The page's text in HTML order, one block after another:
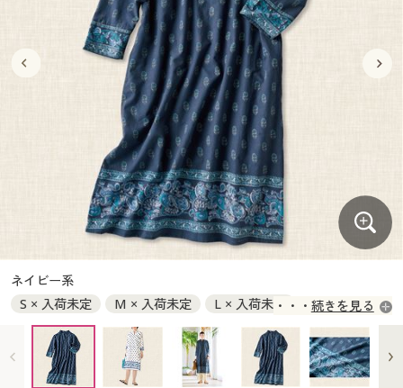
寝具・ベッド
カーテン・ラグ・ファブリック
美容・健康・サプリメント
制服・スクールすべて
ジュニア・ティーンズ下着
大きいサイズ
大きいサイズ通販すべて
大きいサイズ レディース服
大きいサイズ レディース下着
大きいサイズ メンズ
大きいサイズ 事務・制服
シークレットセール
商品カテゴリ一覧
カタログ・チラシからのご注文
デジタルカタログ
カタログ無料プレゼント
カーテン・ラグ・ファブリック
制服・学生服
ジュニア・ティーンズ下着
大きいサイズ通販すべて
大きいサイズ レディース服
大きいサイズ レディース下着
大きいサイズ メンズ
大きいサイズ 事務・制服
シークレットセール
商品カテゴリ一覧
カタログ・チラシからのご注文
デジタルカタログ
カタログ無料プレゼント
会員メニュー
ネイビー系
S × 入荷未定
M × 入荷未定
L × 入荷未定
LL × 入荷未定
3L × 入荷未定
続きを見る